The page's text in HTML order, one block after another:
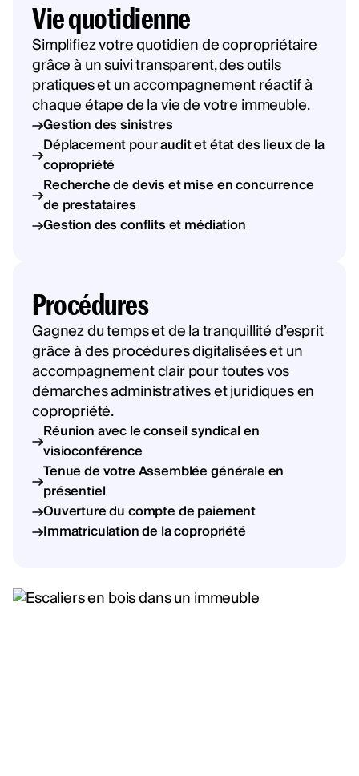
Vie quotidienne
Simplifiez votre quotidien de copropriétaire
grâce à un suivi transparent, des outils
pratiques et un accompagnement réactif à
chaque étape de la vie de votre immeuble.
Gestion des sinistres
Déplacement pour audit et état des lieux de la
copropriété
Recherche de devis et mise en concurrence
de prestataires
Gestion des conflits et médiation
Procédures
Gagnez du temps et de la tranquillité d’esprit
grâce à des procédures digitalisées et un
accompagnement clair pour toutes vos
démarches administratives et juridiques en
copropriété.
Réunion avec le conseil syndical en
visioconférence
Tenue de votre Assemblée générale en
présentiel
Ouverture du compte de paiement
Immatriculation de la copropriété